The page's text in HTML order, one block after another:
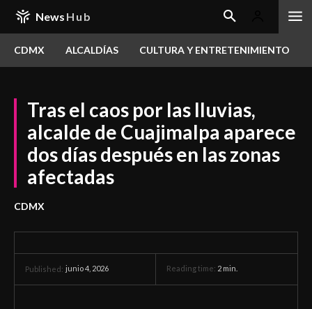
News Hub
CDMX ALCALDÍAS CULTURA Y ENTRETENIMIENTO
Tras el caos por las lluvias,
alcalde de Cuajimalpa aparece
dos días después en las zonas
afectadas
CDMX
Published: junio 4, 2026 Reading time: 2 min.